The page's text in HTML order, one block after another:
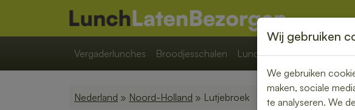
Vergaderlunches Broodjesschalen Lunchpakketten Overige
Nederland » Noord-Holland » Lutjebroek
Wij gebruiken
We gebruiken
maken, sociale
te analyseren. We